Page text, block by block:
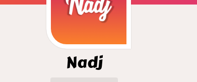
Nadj